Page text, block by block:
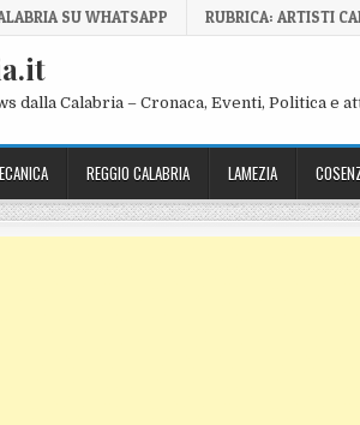
SU WHATSAPP RUBRICA: ARTISTI
dalla Calabria – Cronaca, Eventi, Politica e
REGGIO CALABRIA LAMEZIA